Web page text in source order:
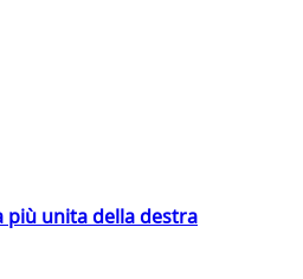
più unita della destra